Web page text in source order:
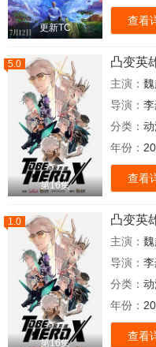
更新TC
查看
5.0
第16集
凸变英
主演： 魏
导演：
分类：
年份：
查看
1.0
第16集
凸变英
主演： 魏
导演：
分类：
年份：
查看